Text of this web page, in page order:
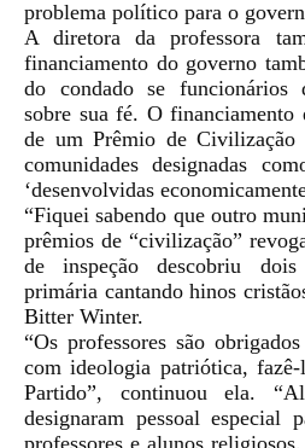
problema político para o
A diretora da professora
financiamento do governo
do condado se funcionários
sobre sua fé. O financiamento
de um Prêmio de Civilização
comunidades designadas
‘desenvolvidas
“Fiquei sabendo que outro
prêmios de “civilização”
de inspeção descobriu
primária cantando hinos
Bitter Winter.
“Os professores são
com ideologia patriótica,
Partido”, continuou ela.
designaram pessoal especial
professores e alunos